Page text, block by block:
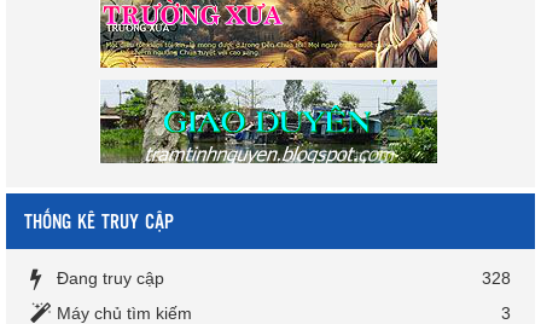
THỐNG KÊ TRUY CẬP
Đang truy cập
328
Máy chủ tìm kiếm
3